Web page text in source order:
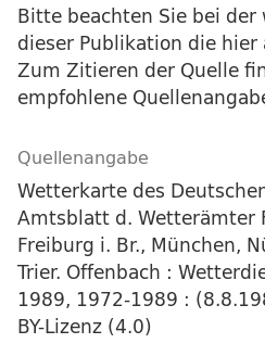
Bitte beachten Sie bei
dieser Publikation die
Zum Zitieren der Quelle
empfohlene
Quellenangabe
Wetterkarte des
Amtsblatt d. Wetterämter
Freiburg i. Br., München,
Trier. Offenbach :
1989, 1972-1989 :
BY-Lizenz (4.0)